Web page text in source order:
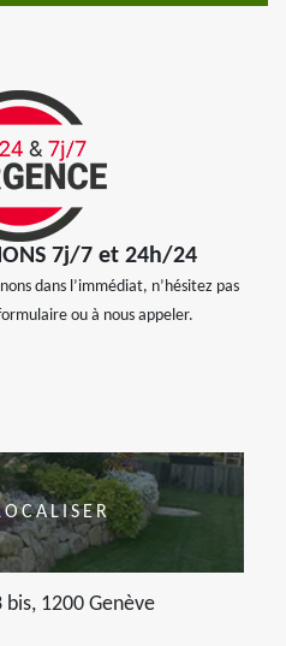
7j/7 et 24h/24
dans l’immédiat, n’hésitez pas
ou à nous appeler.
1200 Genève